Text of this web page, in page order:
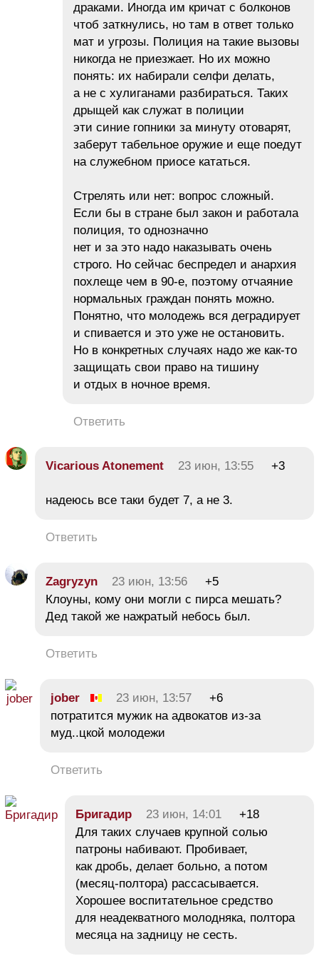
драками. Иногда им кричат с болконов
чтоб заткнулись, но там в ответ только
мат и угрозы. Полиция на такие вызовы
никогда не приезжает. Но их можно
понять: их набирали селфи делать,
а не с хулиганами разбираться. Таких
дрыщей как служат в полиции
эти синие гопники за минуту отоварят,
заберут табельное оружие и еще поедут
на служебном приосе кататься.
Стрелять или нет: вопрос сложный.
Если бы в стране был закон и работала
полиция, то однозначно
нет и за это надо наказывать очень
строго. Но сейчас беспредел и анархия
похлеще чем в 90-е, поэтому отчаяние
нормальных граждан понять можно.
Понятно, что молодежь вся деградирует
и спивается и это уже не остановить.
Но в конкретных случаях надо же как-то
защищать свои право на тишину
и отдых в ночное время.
Ответить
Vicarious Atonement 23 июн, 13:55 +3
надеюсь все таки будет 7, а не 3.
Ответить
Zagryzyn 23 июн, 13:56
+5
Клоуны, кому они могли с пирса мешать?
Дед такой же нажратый небось был.
Ответить
jober 23 июн, 13:57
+6
потратится мужик на адвокатов из-за
муд..цкой молодежи
Ответить
Бригадир 23 июн, 14:01
+18
Для таких случаев крупной солью
патроны набивают. Пробивает,
как дробь, делает больно, а потом
(месяц-полтора) рассасывается.
Хорошее воспитательное средство
для неадекватного молодняка, полтора
месяца на задницу не сесть.